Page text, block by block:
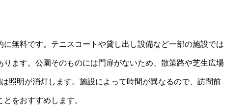
無料です。テニスコートや貸し出し設備など一部の施設では
ます。公園そのものには門扉がないため、散策路や芝生広場
照明が消灯します。施設によって時間が異なるので、訪問前
をおすすめします。